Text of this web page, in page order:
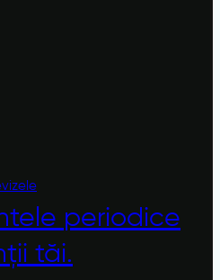
periodice
tăi.